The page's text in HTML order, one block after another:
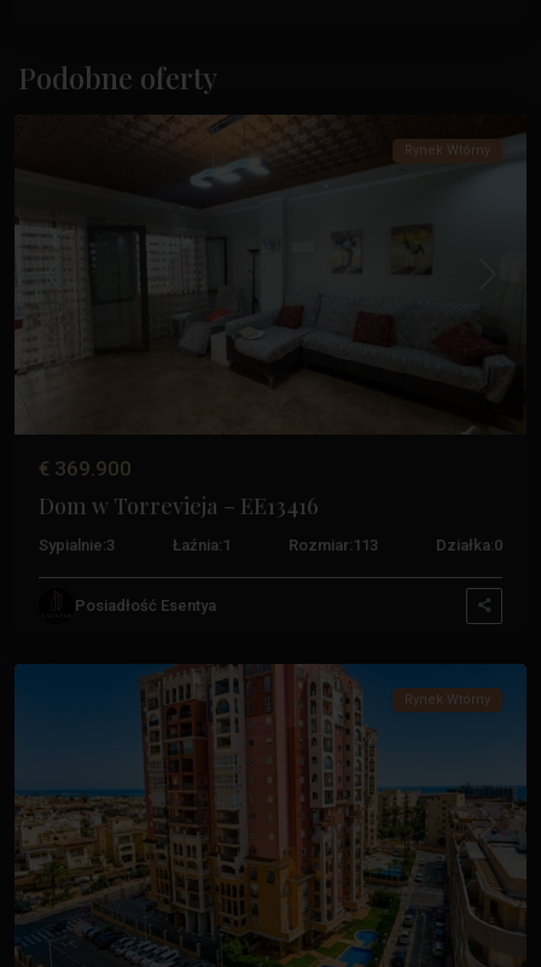
Podobne oferty
Acequion
Torrevieja
Rynek Wtórny
€ 369.900
Dom w Torrevieja – EE13416
Sypialnie:3 Łaźnia: 1 Rozmiar: 113 Działka:0
Posiadłość Esentya
Frutales,
Poprzedni
Rynek Wtórny